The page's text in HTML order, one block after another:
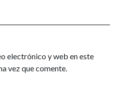
electrónico y web en este
vez que comente.